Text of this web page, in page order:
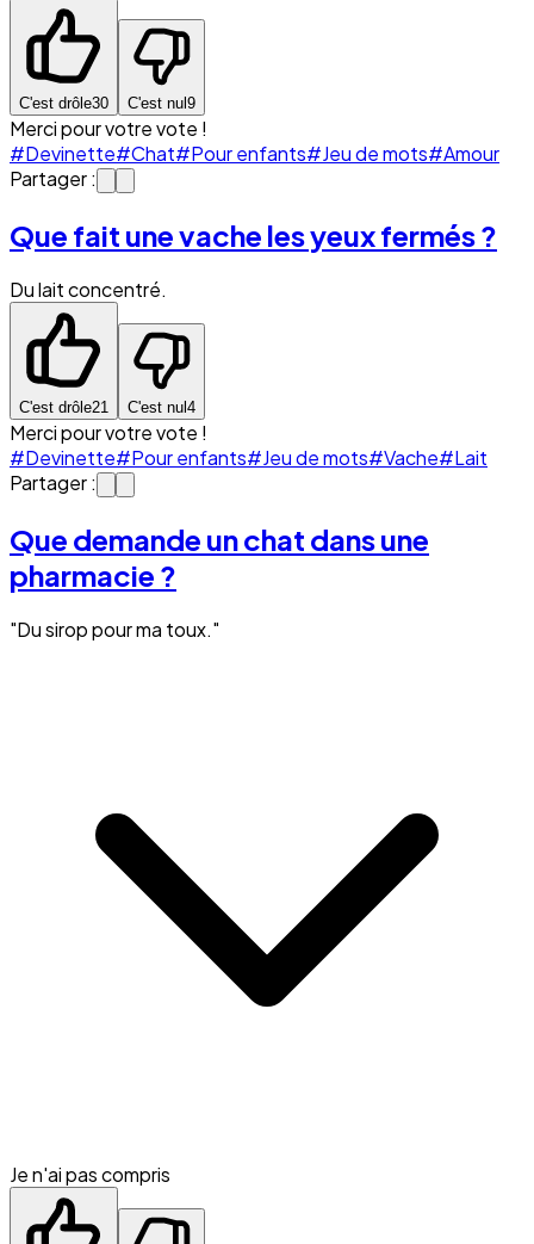
C'est drôle30 C'est nul 9
Merci pour votre vote !
#Devinette#Chat#Pour enfants#Jeu de mots#Amour
Partager :
Que fait une vache les yeux fermés ?
Du lait concentré.
C'est drôle21 C'est nul 4
Merci pour votre vote !
#Devinette#Pour enfants#Jeu de mots#Vache#Lait
Partager :
Que demande un chat dans une
pharmacie ?
"Du sirop pour ma toux."
Je n'ai pas compris